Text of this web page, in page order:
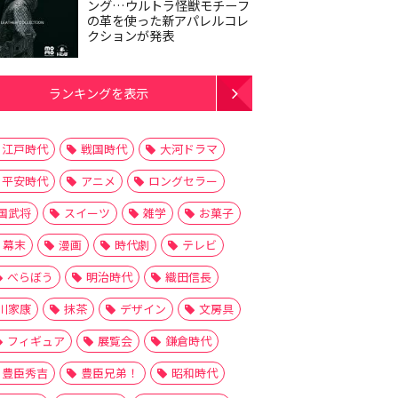
ング…ウルトラ怪獣モチーフ
の革を使った新アパレルコレ
クションが発表
ランキングを表示
江戸時代 戦国時代
大河ドラマ
平安時代
アニメ
ロングセラー
武将
スイーツ 雑学
お菓子
幕末
漫画 時代劇
テレビ
べらぼう
明治時代
織田信長
家康
抹茶 デザイン
文房具
フィギュア
展覧会
鎌倉時代
豊臣秀吉
豊臣兄弟！
昭和時代